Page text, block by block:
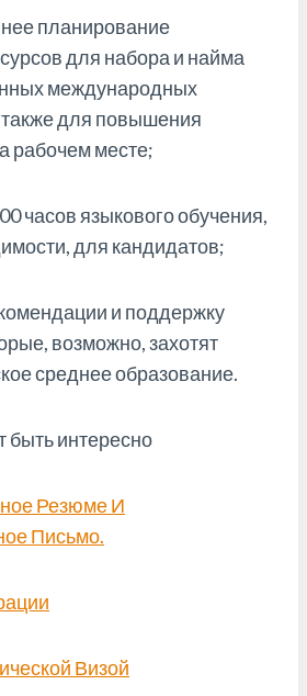
планирование
для набора и найма
международных
для повышения
рабочем месте;
часов языкового обучения,
для кандидатов;
и поддержку
возможно, захотят
среднее образование.
быть интересно
Резюме И
Письмо.
Визой